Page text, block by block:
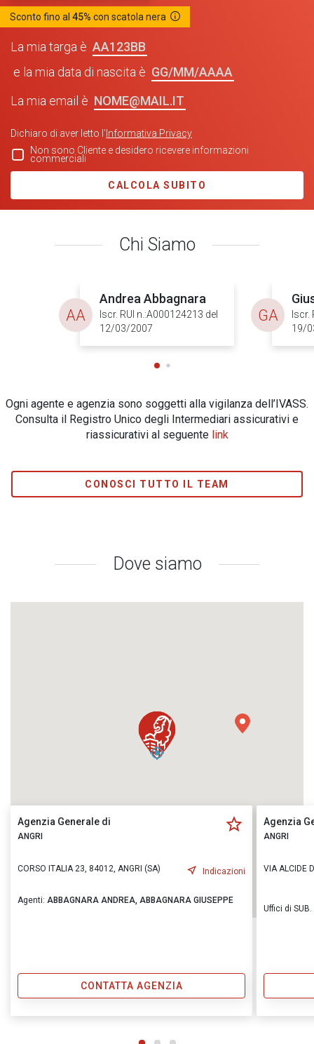
Sconto fino al 45% con scatola nera
La mia targa è
AA123BB
e la mia data di nascita è
GG/MM/AAAA
La mia email è NOME@MAIL.IT
Dichiaro di aver letto l' Informativa Privacy
Non sono Cliente e desidero ricevere informazioni
commerciali
CALCOLA SUBITO
Chi Siamo
Andrea Abbagnara
Iscr. RUI n.:A000124213 del
12/03/2007
AA
Iscr.
19/
GA
Ogni agente e agenzia sono soggetti alla vigilanza dell’IVASS.
Consulta il Registro Unico degli Intermediari assicurativi e
riassicurativi al seguente link
CONOSCI TUTTO IL TEAM
Dove siamo
Agenzia Generale di
ANGRI
CORSO ITALIA 23, 84012, ANGRI (SA) Indicazioni
Agenti: ABBAGNARA ANDREA, ABBAGNARA GIUSEPPE
CONTATTA AGENZIA
Agenzia
ANGRI
VIA ALCIDE
Uffici di SUB.